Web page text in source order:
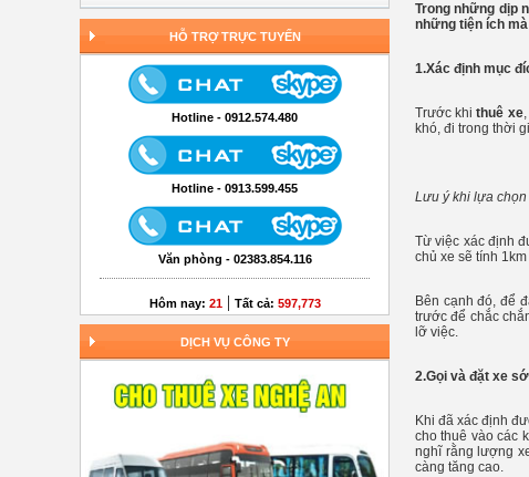
HỖ TRỢ TRỰC TUYẾN
Hotline - 0912.574.480
Hotline - 0913.599.455
Văn phòng - 02383.854.116
Hôm nay: 21| Tất cả: 597,773
DỊCH VỤ CÔNG TY
Trong những dịp
những tiện ích
1.Xác định mục
Trước khithuê xe,
khó, đi trong thời
Lưu ý khi lựa
Từ việc xác định
chủ xe sẽ tính
Bên cạnh đó, để
trước để chắc
lỡ việc.
2.Gọi và đặt xe
Khi đã xác định
cho thuê vào các
nghĩ rằng lượng
càng tăng cao.